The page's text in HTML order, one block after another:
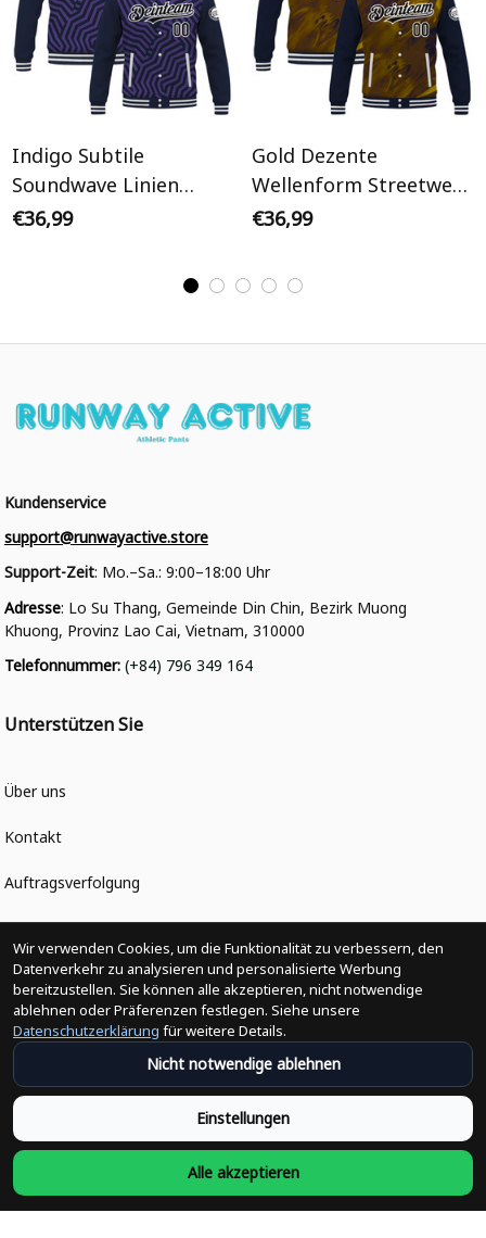
Indigo Subtile
Soundwave Linien
Streetwear Cyberpunk
€36,99
Gold Dezente
Wellenform Streetwear
Cyberpunk
College Jacke
€36,99
Kundenservice
support@runwayactive.store
Support-Zeit: Mo.–Sa.: 9:00–18:00 Uhr
Adresse: Lo Su Thang, Gemeinde Din Chin, Bezirk Muong
Khuong, Provinz Lao Cai, Vietnam, 310000
Telefonnummer: (+84) 796 349 164
Unterstützen Sie
Über uns
Kontakt
Auftragsverfolgung
Politiken
Änderungen der Bestellung
Versandpolitik
Rückerstattungsrichtlinie
Rückgabepolitik
Wir verwenden Cookies, um die Funktionalität zu verbessern, den
Datenverkehr zu analysieren und personalisierte Werbung
bereitzustellen. Sie können alle akzeptieren, nicht notwendige
ablehnen oder Präferenzen festlegen. Siehe unsere
Datenschutzerklärung für weitere Details.
Nicht notwendige ablehnen
Einstellungen
Alle akzeptieren